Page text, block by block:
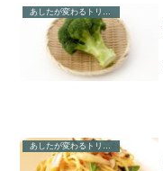
あしたが変わるトリセツショー